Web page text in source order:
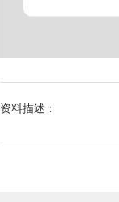
资料描述：